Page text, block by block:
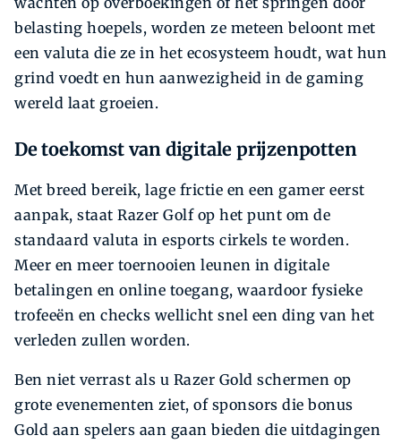
belasting hoepels, worden ze meteen beloont met
een valuta die ze in het ecosysteem houdt, wat hun
grind voedt en hun aanwezigheid in de gaming
wereld laat groeien.
De toekomst van digitale prijzenpotten
Met breed bereik, lage frictie en een gamer eerst
aanpak, staat Razer Golf op het punt om de
standaard valuta in esports cirkels te worden.
Meer en meer toernooien leunen in digitale
betalingen en online toegang, waardoor fysieke
trofeeën en checks wellicht snel een ding van het
verleden zullen worden.
Ben niet verrast als u Razer Gold schermen op
grote evenementen ziet, of sponsors die bonus
Gold aan spelers aan gaan bieden die uitdagingen